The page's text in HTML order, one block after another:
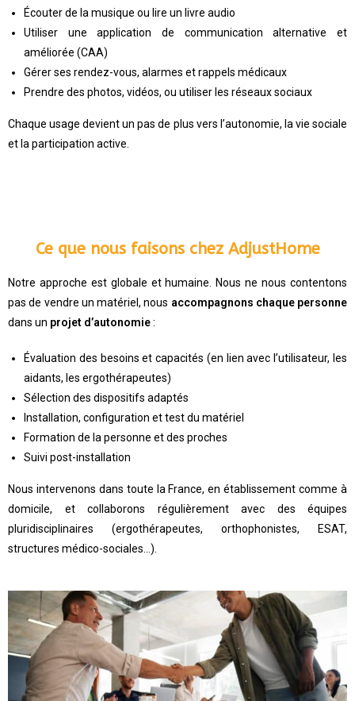
Écouter de la musique ou lire un livre audio
Utiliser une application de communication alternative et
améliorée (CAA)
Gérer ses rendez-vous, alarmes et rappels médicaux
Prendre des photos, vidéos, ou utiliser les réseaux sociaux
Chaque usage devient un pas de plus vers l’autonomie, la vie sociale
et la participation active.
Ce que nous faisons chez AdjustHome
Notre approche est globale et humaine. Nous ne nous contentons
pas de vendre un matériel, nous accompagnons chaque personne
dans un projet d’autonomie:
Évaluation des besoins et capacités (en lien avec l’utilisateur, les
aidants, les ergothérapeutes)
Sélection des dispositifs adaptés
Installation, configuration et test du matériel
Formation de la personne et des proches
Suivi post-installation
Nous intervenons dans toute la France, en établissement comme à
domicile, et collaborons régulièrement avec des équipes
pluridisciplinaires (ergothérapeutes, orthophonistes, ESAT,
structures médico-sociales…).